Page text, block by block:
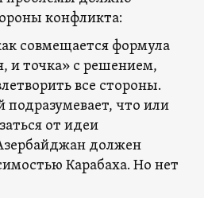
конфликта:
совмещается формула
и точка» с решением,
все стороны.
подразумевает, что или
от идеи
должен
Карабаха. Но нет